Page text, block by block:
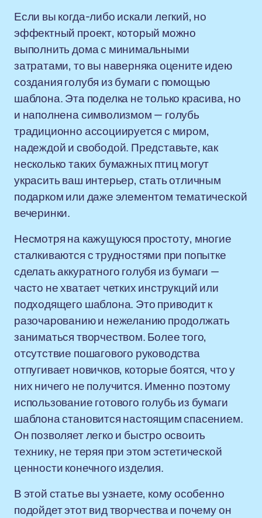
Если вы когда-либо искали легкий, но
эффектный проект, который можно
выполнить дома с минимальными
затратами, то вы наверняка оцените идею
создания голубя из бумаги с помощью
шаблона. Эта поделка не только красива, но
и наполнена символизмом — голубь
традиционно ассоциируется с миром,
надеждой и свободой. Представьте, как
несколько таких бумажных птиц могут
украсить ваш интерьер, стать отличным
подарком или даже элементом тематической
вечеринки.
Несмотря на кажущуюся простоту, многие
сталкиваются с трудностями при попытке
сделать аккуратного голубя из бумаги —
часто не хватает четких инструкций или
подходящего шаблона. Это приводит к
разочарованию и нежеланию продолжать
заниматься творчеством. Более того,
отсутствие пошагового руководства
отпугивает новичков, которые боятся, что у
них ничего не получится. Именно поэтому
использование готового голубь из бумаги
шаблона становится настоящим спасением.
Он позволяет легко и быстро освоить
технику, не теряя при этом эстетической
ценности конечного изделия.
В этой статье вы узнаете, кому особенно
подойдет этот вид творчества и почему он